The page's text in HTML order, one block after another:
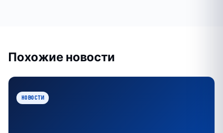
Похожие новости
НОВОСТИ